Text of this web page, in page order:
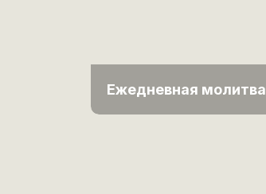
Ежедневная молитва